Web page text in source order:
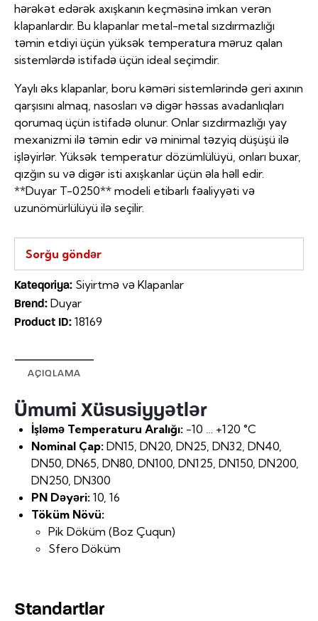
hərəkət edərək axışkanın keçməsinə imkan verən
klapanlardır. Bu klapanlar metal-metal sızdırmazlığı
təmin etdiyi üçün yüksək temperatura məruz qalan
sistemlərdə istifadə üçün ideal seçimdir.
Yaylı əks klapanlar, boru kəməri sistemlərində geri axının
qarşısını almaq, nasosları və digər həssas avadanlıqları
qorumaq üçün istifadə olunur. Onlar sızdırmazlığı yay
mexanizmi ilə təmin edir və minimal təzyiq düşüşü ilə
işləyirlər. Yüksək temperatur dözümlülüyü, onları buxar,
qızğın su və digər isti axışkanlar üçün əla həll edir.
**Duyar T-0250** modeli etibarlı fəaliyyəti və
uzunömürlülüyü ilə seçilir.
Sorğu göndər
Kateqoriya: Siyirtmə və Klapanlar
Brend: Duyar
Product ID: 18169
AÇIQLAMA
Ümumi Xüsusiyyətlər
İşləmə Temperaturu Aralığı: -10 … +120 °C
Nominal Çap: DN15, DN20, DN25, DN32, DN40,
DN50, DN65, DN80, DN100, DN125, DN150, DN200,
DN250, DN300
PN Dəyəri: 10, 16
Töküm Növü:
Pik Döküm (Boz Çuqun)
Sfero Döküm
Standartlar